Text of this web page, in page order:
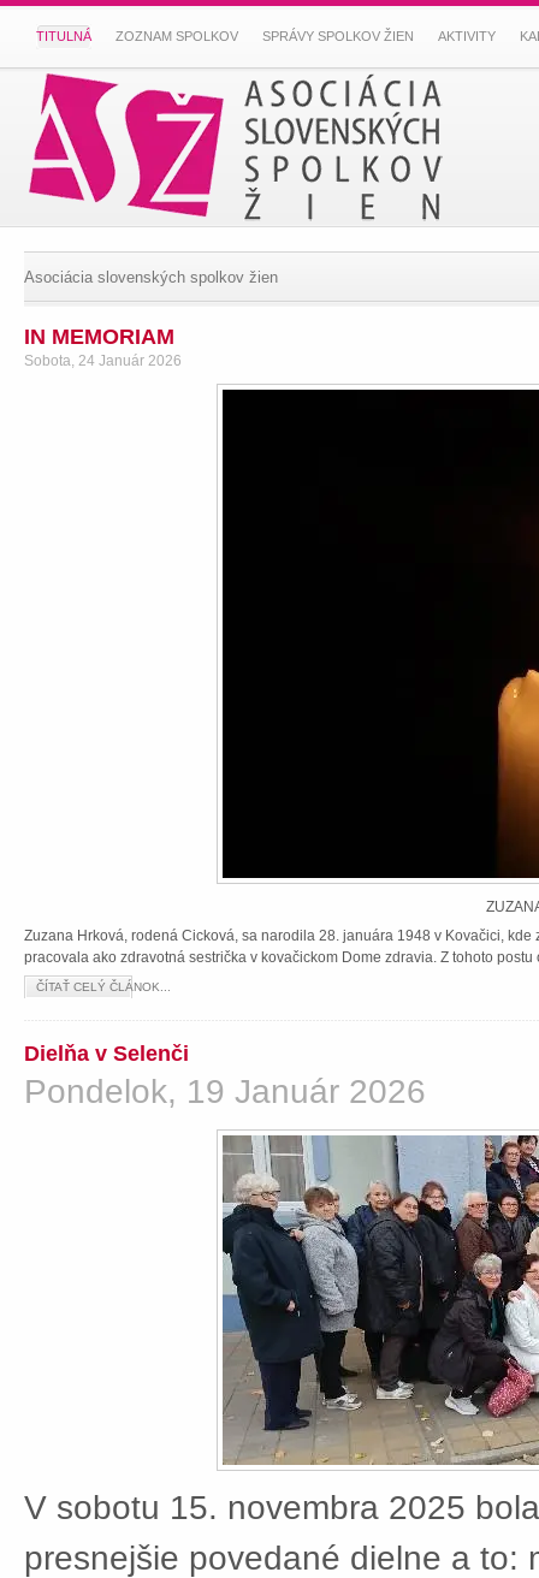
TITULNÁ ZOZNAM SPOLKOV SPRÁVY SPOLKOV ŽIEN AKTIVITY
Asociácia slovenských spolkov žien
IN MEMORIAM
Sobota, 24 Január 2026
Zuzana Hrková, rodená Cicková, sa narodila 28. januára 1948 v Kovačici,
pracovala ako zdravotná sestrička v kovačickom Dome zdravia. Z tohoto
ČÍTAŤ CELÝ ČLÁNOK...
Dielňa v Selenči
Pondelok, 19 Január 2026
V sobotu 15. novembra 2025
presnejšie povedané dielne a to: